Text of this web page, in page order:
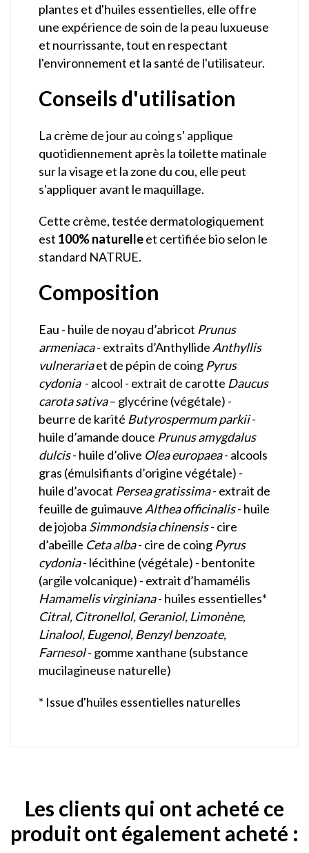
plantes et d'huiles essentielles, elle offre
une expérience de soin de la peau luxueuse
et nourrissante, tout en respectant
l'environnement et la santé de l'utilisateur.
Conseils d'utilisation
La crème de jour au coing s' applique
quotidiennement après la toilette matinale
sur la visage et la zone du cou, elle peut
s'appliquer avant le maquillage.
Cette crème, testée dermatologiquement
est 100% naturelleet certifiée bio selon le
standard NATRUE.
Composition
Eau - huile de noyau d’abricot Prunus
armeniaca- extraits d’Anthyllide Anthyllis
vulnerariaet de pépin de coing Pyrus
cydonia- alcool - extrait de carotte Daucus
carota sativa– glycérine (végétale) -
beurre de karité Butyrospermum parkii-
huile d’amande douce Prunus amygdalus
dulcis- huile d’olive Olea europaea- alcools
gras (émulsifiants d’origine végétale) -
huile d’avocat Persea gratissima- extrait de
feuille de guimauve Althea officinalis- huile
de jojoba Simmondsia chinensis- cire
d’abeille Ceta alba- cire de coing Pyrus
cydonia- lécithine (végétale) - bentonite
(argile volcanique) - extrait d’hamamélis
Hamamelis virginiana- huiles essentielles*
Citral, Citronellol, Geraniol, Limonène,
Linalool, Eugenol, Benzyl benzoate,
Farnesol- gomme xanthane (substance
mucilagineuse naturelle)
* Issue d'huiles essentielles naturelles
Les clients qui ont acheté ce
produit ont également acheté :